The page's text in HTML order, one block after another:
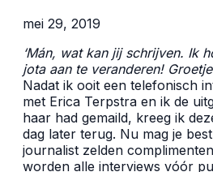
mei 29, 2019
‘Mán, wat kan jij schrijven. Ik
jota aan te veranderen!
Nadat ik ooit een telefonisch
met Erica Terpstra en ik de
haar had gemaild, kreeg ik
dag later terug. Nu mag je
journalist zelden
worden alle interviews vóór